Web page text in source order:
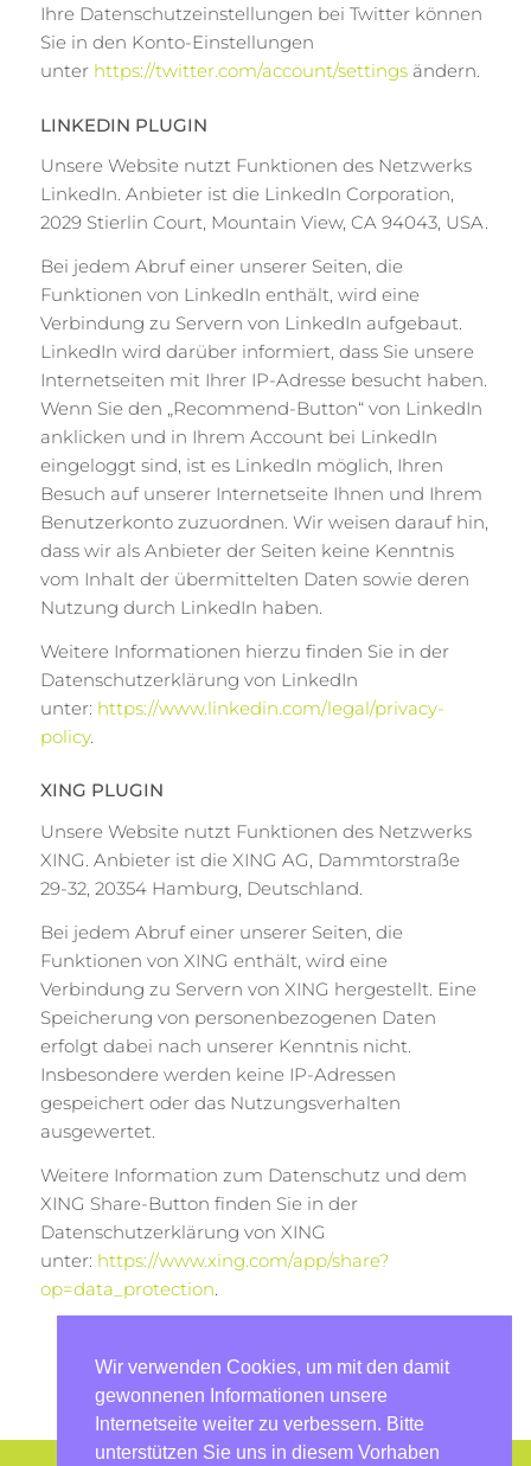
Ihre Datenschutzeinstellungen bei Twitter können
Sie in den Konto-Einstellungen
unter https://twitter.com/account/settingsändern.
LINKEDIN PLUGIN
Unsere Website nutzt Funktionen des Netzwerks
LinkedIn. Anbieter ist die LinkedIn Corporation,
2029 Stierlin Court, Mountain View, CA 94043, USA.
Bei jedem Abruf einer unserer Seiten, die
Funktionen von LinkedIn enthält, wird eine
Verbindung zu Servern von LinkedIn aufgebaut.
LinkedIn wird darüber informiert, dass Sie unsere
Internetseiten mit Ihrer IP-Adresse besucht haben.
Wenn Sie den „Recommend-Button“ von LinkedIn
anklicken und in Ihrem Account bei LinkedIn
eingeloggt sind, ist es LinkedIn möglich, Ihren
Besuch auf unserer Internetseite Ihnen und Ihrem
Benutzerkonto zuzuordnen. Wir weisen darauf hin,
dass wir als Anbieter der Seiten keine Kenntnis
vom Inhalt der übermittelten Daten sowie deren
Nutzung durch LinkedIn haben.
Weitere Informationen hierzu finden Sie in der
Datenschutzerklärung von LinkedIn
unter: https://www.linkedin.com/legal/privacy-
policy.
XING PLUGIN
Unsere Website nutzt Funktionen des Netzwerks
XING. Anbieter ist die XING AG, Dammtorstraße
29-32, 20354 Hamburg, Deutschland.
Bei jedem Abruf einer unserer Seiten, die
Funktionen von XING enthält, wird eine
Verbindung zu Servern von XING hergestellt. Eine
Speicherung von personenbezogenen Daten
erfolgt dabei nach unserer Kenntnis nicht.
Insbesondere werden keine IP-Adressen
gespeichert oder das Nutzungsverhalten
ausgewertet.
Weitere Information zum Datenschutz und dem
XING Share-Button finden Sie in der
Datenschutzerklärung von XING
unter: https://www.xing.com/app/share?
op=data_protection
Wir verwenden Cookies, um mit den damit
gewonnenen Informationen unsere
Internetseite weiter zu verbessern. Bitte
unterstützen Sie uns in diesem Vorhaben